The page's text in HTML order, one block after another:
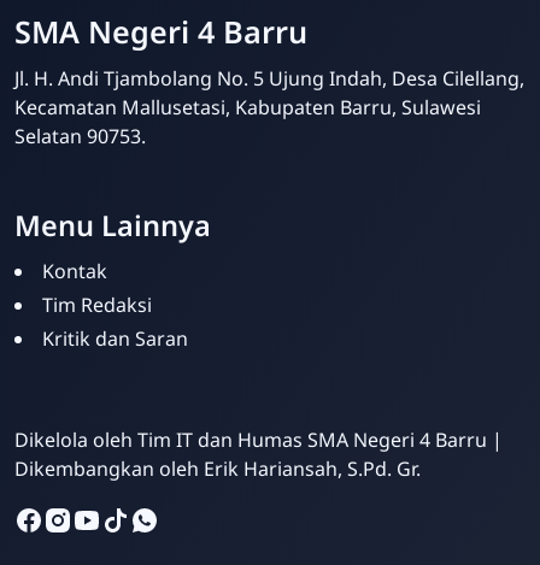
SMA Negeri 4 Barru
Jl. H. Andi Tjambolang No. 5 Ujung Indah, Desa Cilellang,
Kecamatan Mallusetasi, Kabupaten Barru, Sulawesi
Selatan 90753.
Menu Lainnya
Kontak
Tim Redaksi
Kritik dan Saran
Dikelola oleh Tim IT dan Humas SMA Negeri 4 Barru |
Dikembangkan oleh Erik Hariansah, S.Pd. Gr.